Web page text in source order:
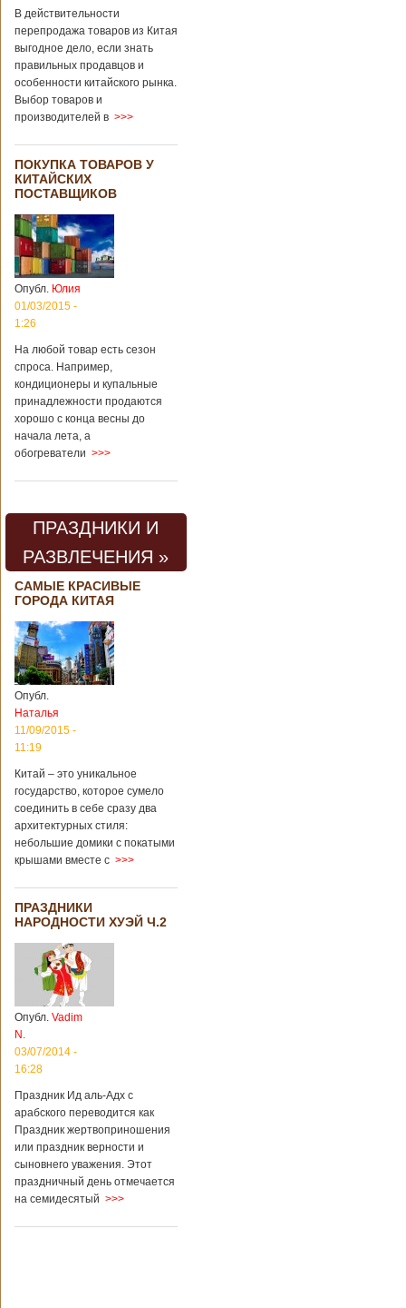
В действительности
перепродажа товаров из Китая
выгодное дело, если знать
правильных продавцов и
особенности китайского рынка.
Выбор товаров и
производителей в >>>
ПОКУПКА ТОВАРОВ У
КИТАЙСКИХ
ПОСТАВЩИКОВ
Опубл. Юлия
01/03/2015 -
1:26
На любой товар есть сезон
спроса. Например,
кондиционеры и купальные
принадлежности продаются
хорошо с конца весны до
начала лета, а
обогреватели >>>
ПРАЗДНИКИ И
РАЗВЛЕЧЕНИЯ »
САМЫЕ КРАСИВЫЕ
ГОРОДА КИТАЯ
Опубл.
Наталья
11/09/2015 -
11:19
Китай – это уникальное
государство, которое сумело
соединить в себе сразу два
архитектурных стиля:
небольшие домики с покатыми
крышами вместе с >>>
ПРАЗДНИКИ
НАРОДНОСТИ ХУЭЙ Ч.2
Опубл. Vadim
N.
03/07/2014 -
16:28
Праздник Ид аль-Адх с
арабского переводится как
Праздник жертвоприношения
или праздник верности и
сыновнего уважения. Этот
праздничный день отмечается
на семидесятый >>>